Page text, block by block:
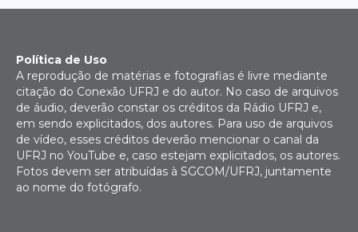
Política de Uso
A reprodução de matérias e fotografias é livre mediante
citação do Conexão UFRJ e do autor. No caso de arquivos
de áudio, deverão constar os créditos da Rádio UFRJ e,
em sendo explicitados, dos autores. Para uso de arquivos
de vídeo, esses créditos deverão mencionar o canal da
UFRJ no YouTube e, caso estejam explicitados, os autores.
Fotos devem ser atribuídas à SGCOM/UFRJ, juntamente
ao nome do fotógrafo.